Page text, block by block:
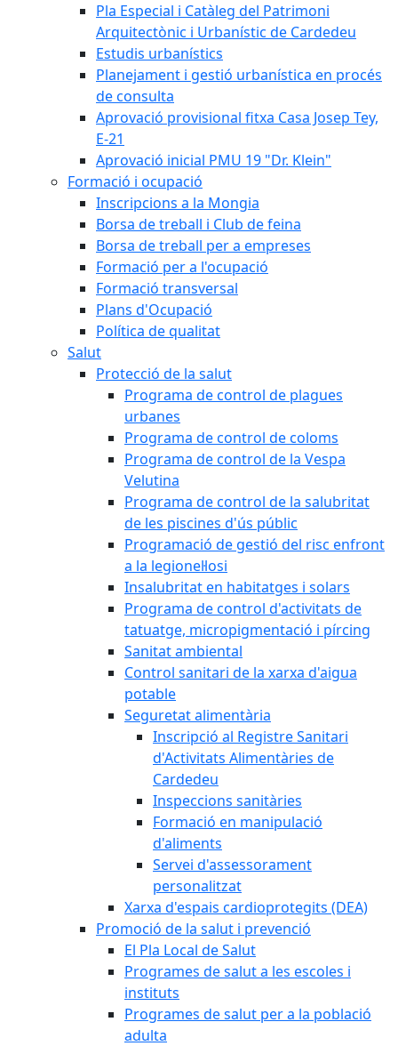
Pla Especial i Catàleg del Patrimoni
Arquitectònic i Urbanístic de Cardedeu
Estudis urbanístics
Planejament i gestió urbanística en procés
de consulta
Aprovació provisional fitxa Casa Josep Tey,
E-21
Aprovació inicial PMU 19 "Dr. Klein"
Formació i ocupació
Inscripcions a la Mongia
Borsa de treball i Club de feina
Borsa de treball per a empreses
Formació per a l'ocupació
Formació transversal
Plans d'Ocupació
Política de qualitat
Salut
Protecció de la salut
Programa de control de plagues
urbanes
Programa de control de coloms
Programa de control de la Vespa
Velutina
Programa de control de la salubritat
de les piscines d'ús públic
Programació de gestió del risc enfront
a la legionel·losi
Insalubritat en habitatges i solars
Programa de control d'activitats de
tatuatge, micropigmentació i pírcing
Sanitat ambiental
Control sanitari de la xarxa d'aigua
potable
Seguretat alimentària
Inscripció al Registre Sanitari
d'Activitats Alimentàries de
Cardedeu
Inspeccions sanitàries
Formació en manipulació
d'aliments
Servei d'assessorament
personalitzat
Xarxa d'espais cardioprotegits (DEA)
Promoció de la salut i prevenció
El Pla Local de Salut
Programes de salut a les escoles i
instituts
Programes de salut per a la població
adulta